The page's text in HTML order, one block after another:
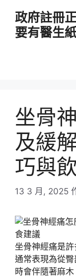
政府註冊
要有醫生
坐骨
及緩
巧與
13 3 月, 2025
坐骨神經痛是
通常表現為從
時會伴隨著麻